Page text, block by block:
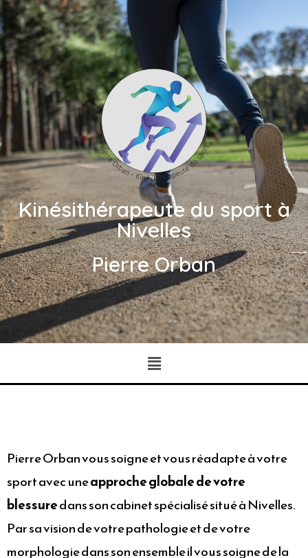
Kinésithérapeute du sport à
Nivelles
Pierre Orban
Pierre Orban vous soigne et vous réadapte à votre
sport avec uneapproche globale de votre
blessuredans son cabinet spécialisé situé à Nivelles.
Par sa vision de votre pathologie et de votre
morphologie dans son ensemble il vous soigne de la